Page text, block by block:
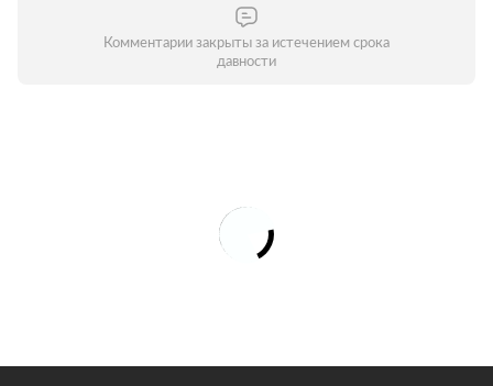
Комментарии закрыты за истечением срока
давности